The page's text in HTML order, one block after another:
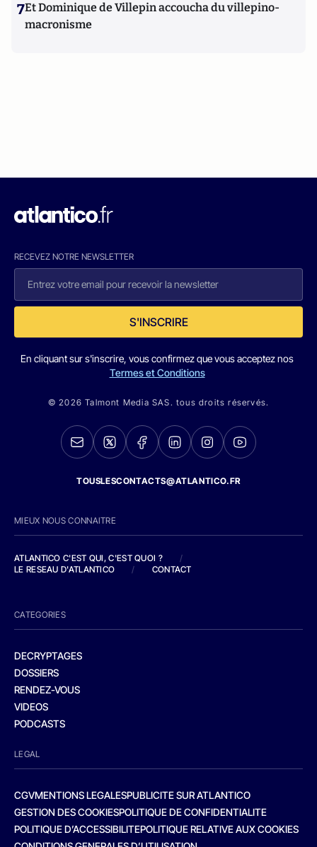
7Et Dominique de Villepin accoucha du villepino-
macronisme
RECEVEZ NOTRE NEWSLETTER
S'INSCRIRE
En cliquant sur s'inscrire, vous confirmez que vous acceptez nos
Termes et Conditions
© 2026 Talmont Media SAS. tous droits réservés.
TOUSLESCONTACTS@ATLANTICO.FR
MIEUX NOUS CONNAITRE
ATLANTICO C'EST QUI, C'EST QUOI ?
/
LE RESEAU D'ATLANTICO
/ CONTACT
CATEGORIES
DECRYPTAGES
DOSSIERS
RENDEZ-VOUS
VIDEOS
PODCASTS
LEGAL
CGVMENTIONS LEGALESPUBLICITE SUR ATLANTICO
GESTION DES COOKIESPOLITIQUE DE CONFIDENTIALITE
POLITIQUE D’ACCESSIBILITEPOLITIQUE RELATIVE AUX COOKIES